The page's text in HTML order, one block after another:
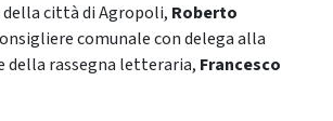
città di Agropoli, Roberto
comunale con delega alla
della rassegna letteraria, Francesco